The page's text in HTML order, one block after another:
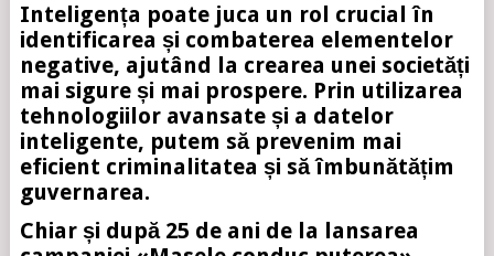
Inteligența poate juca un rol crucial în
identificarea și combaterea elementelor
negative, ajutând la crearea unei societăți
mai sigure și mai prospere. Prin utilizarea
tehnologiilor avansate și a datelor
inteligente, putem să prevenim mai
eficient criminalitatea și să îmbunătățim
guvernarea.
Chiar și după 25 de ani de la lansarea